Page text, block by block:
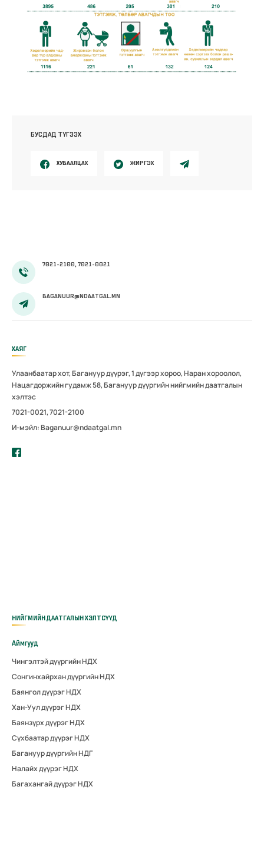
БУСДАД ТҮГЭЭХ
ХУВААЛЦАХ ЖИРГЭХ
7021-2100, 7021-0021
BAGANUUR@NDAATGAL.MN
ХАЯГ
Улаанбаатар хот, Багануур дүүрэг, 1 дүгээр хороо, Наран хороолол,
Нацагдоржийн гудамж 58, Багануур дүүргийн нийгмийн даатгалын
хэлтэс
7021-0021, 7021-2100
И-мэйл: Baganuur@ndaatgal.mn
НИЙГМИЙН ДААТГАЛЫН ХЭЛТСҮҮД
Аймгууд
Чингэлтэй дүүргийн НДХ
Сонгинхайрхан дүүргийн НДХ
Баянгол дүүрэг НДХ
Хан-Уул дүүрэг НДХ
Баянзүрх дүүрэг НДХ
Сүхбаатар дүүрэг НДХ
Багануур дүүргийн НДГ
Налайх дүүрэг НДХ
Багахангай дүүрэг НДХ